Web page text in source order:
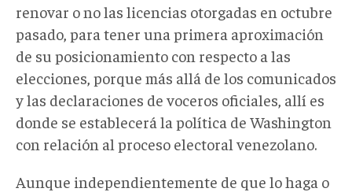
renovar o no las licencias otorgadas en octubre
pasado, para tener una primera aproximación
de su posicionamiento con respecto a las
elecciones, porque más allá de los comunicados
y las declaraciones de voceros oficiales, allí es
donde se establecerá la política de Washington
con relación al proceso electoral venezolano.
Aunque independientemente de que lo haga o